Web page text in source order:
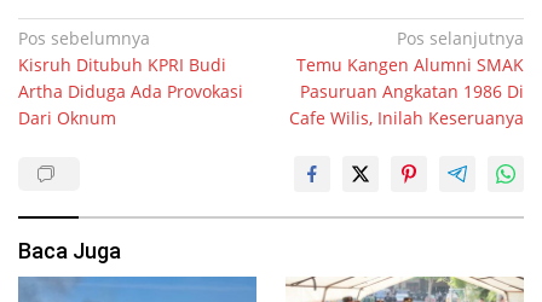
Navigasi
pos
Pos sebelumnya
Kisruh Ditubuh KPRI Budi
Artha Diduga Ada Provokasi
Dari Oknum
Pos selanjutnya
Temu Kangen Alumni SMAK
Pasuruan Angkatan 1986 Di
Cafe Wilis, Inilah Keseruanya
Baca Juga